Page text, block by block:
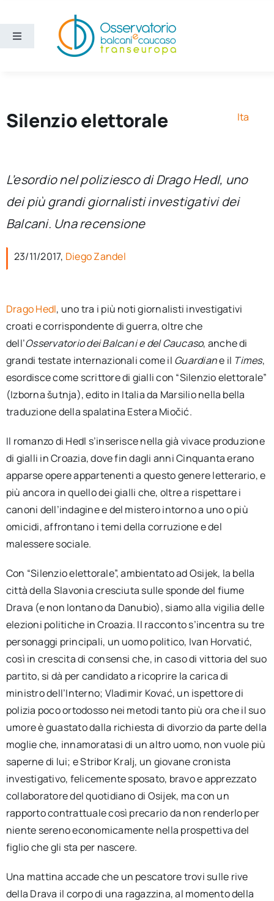
contenuto
Toggle
Sezioni
Chi siamo
Cerca
Newsletter
Ita
Silenzio elettorale Ita
L’esordio nel poliziesco di Drago Hedl, uno
dei più grandi giornalisti investigativi dei
Balcani. Una recensione
23/11/2017, Diego Zandel
Drago Hedl, uno tra i più noti giornalisti investigativi
croati e corrispondente di guerra, oltre che
dell’Osservatorio dei Balcani e del Caucaso, anche di
grandi testate internazionali come il Guardiane il Times,
esordisce come scrittore di gialli con “Silenzio elettorale”
(Izborna šutnja), edito in Italia da Marsilio nella bella
traduzione della spalatina Estera Miočić.
Il romanzo di Hedl s’inserisce nella già vivace produzione
di gialli in Croazia, dove fin dagli anni Cinquanta erano
apparse opere appartenenti a questo genere letterario, e
più ancora in quello dei gialli che, oltre a rispettare i
canoni dell’indagine e del mistero intorno a uno o più
omicidi, affrontano i temi della corruzione e del
malessere sociale.
Con “Silenzio elettorale”, ambientato ad Osijek, la bella
città della Slavonia cresciuta sulle sponde del fiume
Drava (e non lontano da Danubio), siamo alla vigilia delle
elezioni politiche in Croazia. Il racconto s’incentra su tre
personaggi principali, un uomo politico, Ivan Horvatić,
così in crescita di consensi che, in caso di vittoria del suo
partito, si dà per candidato a ricoprire la carica di
ministro dell’Interno; Vladimir Kovać, un ispettore di
polizia poco ortodosso nei metodi tanto più ora che il suo
umore è guastato dalla richiesta di divorzio da parte della
moglie che, innamoratasi di un altro uomo, non vuole più
saperne di lui; e Stribor Kralj, un giovane cronista
investigativo, felicemente sposato, bravo e apprezzato
collaboratore del quotidiano di Osijek, ma con un
rapporto contrattuale così precario da non renderlo per
niente sereno economicamente nella prospettiva del
figlio che gli sta per nascere.
Una mattina accade che un pescatore trovi sulle rive
della Drava il corpo di una ragazzina, al momento della